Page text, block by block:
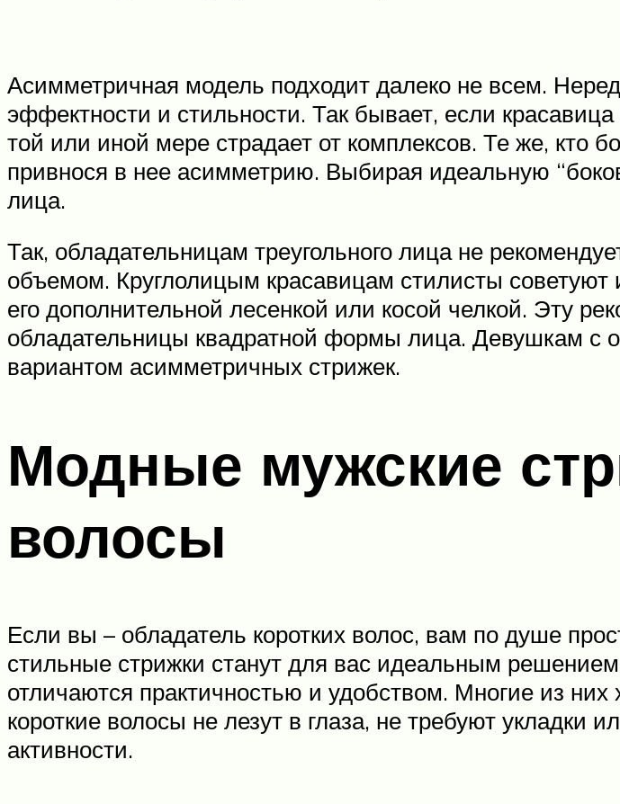
Асимметричная модель подходит далеко не всем.
эффектности и стильности. Так бывает, если
той или иной мере страдает от комплексов. Те же, кто
привнося в нее асимметрию. Выбирая идеальную
лица.
Так, обладательницам треугольного лица не
объемом. Круглолицым красавицам стилисты
его дополнительной лесенкой или косой челкой. Эту
обладательницы квадратной формы лица. Девушкам
вариантом асимметричных стрижек.
Модные мужские
волосы
Если вы – обладатель коротких волос, вам по душе
стильные стрижки станут для вас идеальным
отличаются практичностью и удобством. Многие из
короткие волосы не лезут в глаза, не требуют
активности.